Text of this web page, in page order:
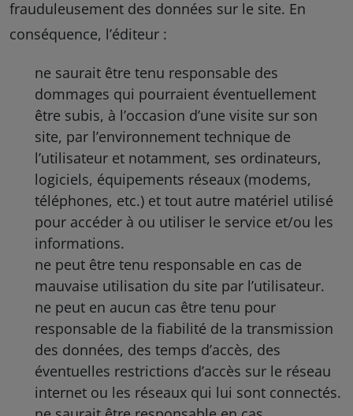
frauduleusement des données sur le site. En
conséquence, l’éditeur :
ne saurait être tenu responsable des
dommages qui pourraient éventuellement
être subis, à l’occasion d’une visite sur son
site, par l’environnement technique de
l’utilisateur et notamment, ses ordinateurs,
logiciels, équipements réseaux (modems,
téléphones, etc.) et tout autre matériel utilisé
pour accéder à ou utiliser le service et/ou les
informations.
ne peut être tenu responsable en cas de
mauvaise utilisation du site par l’utilisateur.
ne peut en aucun cas être tenu pour
responsable de la fiabilité de la transmission
des données, des temps d’accès, des
éventuelles restrictions d’accès sur le réseau
internet ou les réseaux qui lui sont connectés.